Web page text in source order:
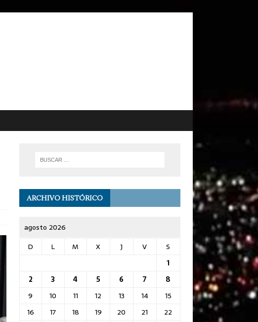
ARCHIVO HISTÓRICO
agosto 2026
D
L M X J V
S
1
2
3 4 5 6 7
8
9
10 11 12 13 14
15
16
17 18 19 20 21
22